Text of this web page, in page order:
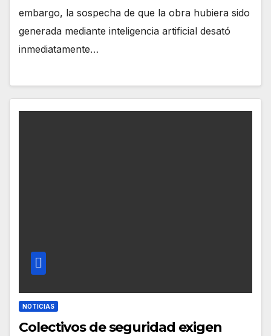
embargo, la sospecha de que la obra hubiera sido
generada mediante inteligencia artificial desató
inmediatamente…
NOTICIAS
Colectivos de seguridad exigen